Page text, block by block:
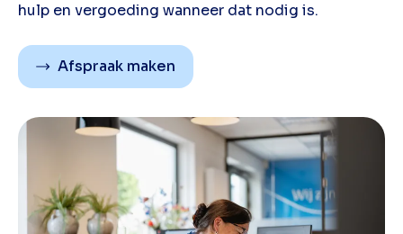
hulp en vergoeding wanneer dat nodig is.
Afspraak maken